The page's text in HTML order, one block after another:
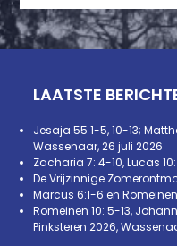
LAATSTE
Jesaja 55 1-5, 10-13;
Wassenaar, 26 juli 2026
Zacharia 7: 4-10, Lucas
De Vrijzinnige
Marcus 6:1-6 en
Romeinen 10: 5-13,
Pinksteren 2026,